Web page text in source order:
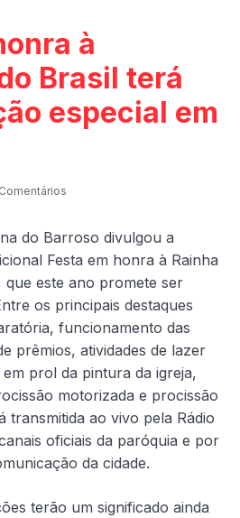
à
Brasil terá
especial em
do Barroso divulgou a
Festa em honra à Rainha
que este ano promete ser
os principais destaques
funcionamento das
prêmios, atividades de lazer
prol da pintura da igreja,
motorizada e procissão
transmitida ao vivo pela Rádio
oficiais da paróquia e por
da cidade.
terão um significado ainda